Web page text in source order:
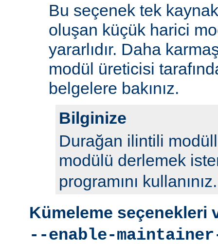
Bu seçenek tek
oluşan küçük harici
yararlıdır. Daha
modül üreticisi
belgelere bakınız.
Bilginize
Durağan ilintili
modülü derlemek
programını kullanınız.
Kümeleme seçenekleri
--enable-maintainer-